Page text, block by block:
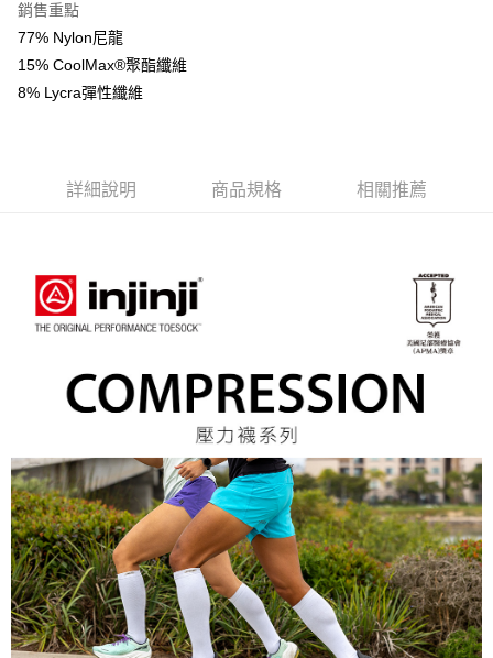
３．收到繳費通知簡訊後14天內，點擊此簡訊中的連結，可透過四大超商／
ATM／網路銀行／等多元方式進行付款，方視為交易完成。
※ 請注意：結帳手續完成當下不需立刻繳費，但若您需要取消訂單，請聯絡
購買商品的店家。未經商家同意取消之訂單仍視為有效，需透過AFTEE先享
後付繳納相關費用。
【注意事項】
https://aftee.tw/terms/#terms3
３．未成年的使用者請事先徵得法定代理人或監護人之同意方可使用
「AFTEE先享後付」，若未經同意申辦者引起之損失，本公司不負相關責
時審查核予不同之上限額度；若仍有額度不足之情形，本公司將視審查結果
請求用戶進行身份認證。
５．嚴禁一人註冊多個帳號或使用他人資訊註冊。若發現惡意使用之情形，
恩沛科技股份有限公司將有權停止該用戶之使用額度並採取法律行動。
萊爾富取貨付款
每筆NT$60，滿NT$799(含以上)免運費
7-11取貨付款
每筆NT$60，滿NT$799(含以上)免運費
宅配
銷售重點
77% Nylon尼龍
15% CoolMax®聚酯纖維
8% Lycra彈性纖維
詳細說明 商品規格 相關推薦